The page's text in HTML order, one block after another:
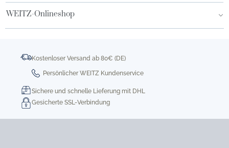
WEITZ-Onlineshop
Kostenloser Versand ab 80€ (DE)
Persönlicher WEITZ Kundenservice
Sichere und schnelle Lieferung mit DHL
Gesicherte SSL-Verbindung